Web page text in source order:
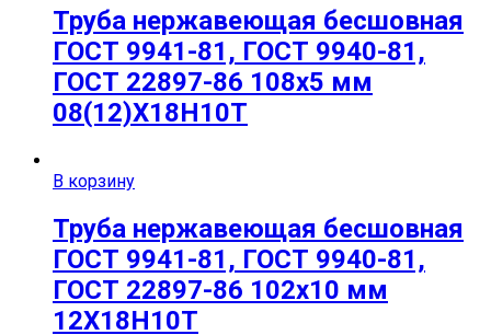
Труба нержавеющая бесшовная
ГОСТ 9941-81, ГОСТ 9940-81,
ГОСТ 22897-86 108х5 мм
08(12)Х18Н10Т
В корзину
Труба нержавеющая бесшовная
ГОСТ 9941-81, ГОСТ 9940-81,
ГОСТ 22897-86 102х10 мм
12Х18Н10Т